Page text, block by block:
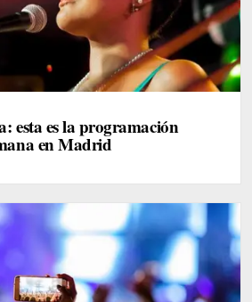
esta es la programación
en Madrid